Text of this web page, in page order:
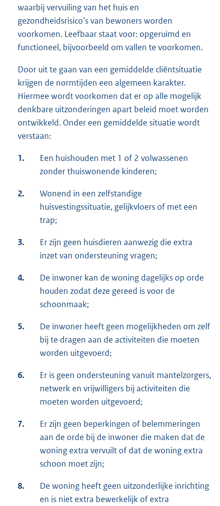
waarbij vervuiling van het huis en
gezondheidsrisico’s van bewoners worden
voorkomen. Leefbaar staat voor: opgeruimd en
functioneel, bijvoorbeeld om vallen te voorkomen.
Door uit te gaan van een gemiddelde cliëntsituatie
krijgen de normtijden een algemeen karakter.
Hiermee wordt voorkomen dat er op alle mogelijk
denkbare uitzonderingen apart beleid moet worden
ontwikkeld. Onder een gemiddelde situatie wordt
verstaan:
1.
Een huishouden met 1 of 2 volwassenen
zonder thuiswonende kinderen;
2.
Wonend in een zelfstandige
huisvestingssituatie, gelijkvloers of met een
trap;
3.
Er zijn geen huisdieren aanwezig die extra
inzet van ondersteuning vragen;
4.
De inwoner kan de woning dagelijks op orde
houden zodat deze gereed is voor de
schoonmaak;
5.
De inwoner heeft geen mogelijkheden om zelf
bij te dragen aan de activiteiten die moeten
worden uitgevoerd;
6.
Er is geen ondersteuning vanuit mantelzorgers,
netwerk en vrijwilligers bij activiteiten die
moeten worden uitgevoerd;
7.
Er zijn geen beperkingen of belemmeringen
aan de orde bij de inwoner die maken dat de
woning extra vervuilt of dat de woning extra
schoon moet zijn;
8.
De woning heeft geen uitzonderlijke inrichting
en is niet extra bewerkelijk of extra